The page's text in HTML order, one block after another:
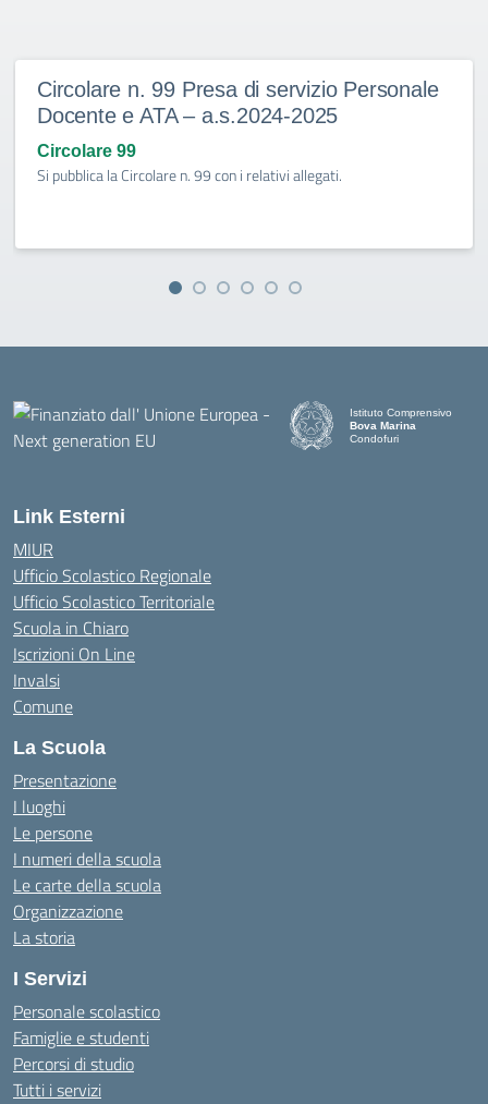
Circolare n. 99 Presa di servizio Personale
Docente e ATA – a.s.2024-2025
Circolare 99
Si pubblica la Circolare n. 99 con i relativi allegati.
Istituto Comprensivo
Bova Marina
Condofuri
Link Esterni
MIUR
Ufficio Scolastico Regionale
Ufficio Scolastico Territoriale
Scuola in Chiaro
Iscrizioni On Line
Invalsi
Comune
La Scuola
Presentazione
I luoghi
Le persone
I numeri della scuola
Le carte della scuola
Organizzazione
La storia
I Servizi
Personale scolastico
Famiglie e studenti
Percorsi di studio
Tutti i servizi